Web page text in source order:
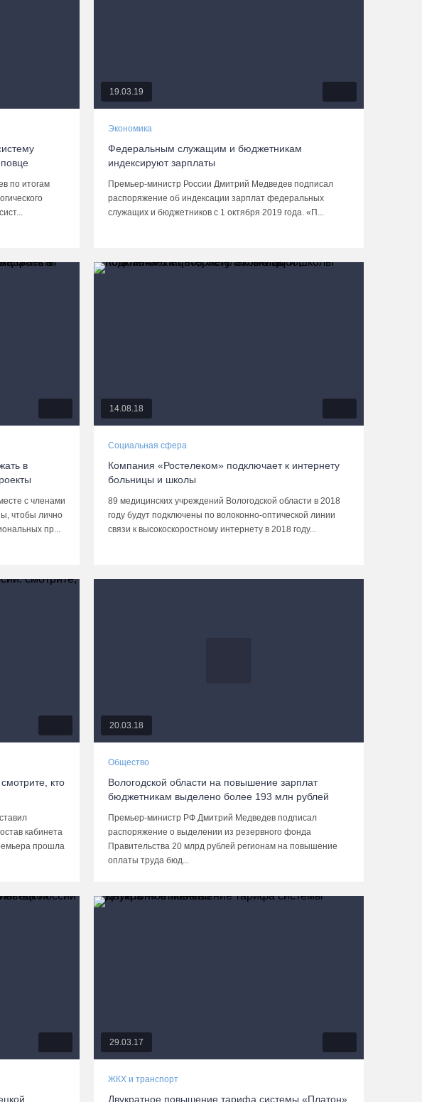
по итогам
19.03.19
Экономика
Федеральным служащим и бюджетникам
индексируют зарплаты
Премьер-министр России Дмитрий Медведев подписал
распоряжение об индексации зарплат федеральных
служащих и бюджетников с 1 октября 2019 года. «П...
в
с членами
чтобы лично
пр...
14.08.18
Социальная сфера
Компания «Ростелеком» подключает к интернету
больницы и школы
89 медицинских учреждений Вологодской области в 2018
году будут подключены по волоконно-оптической линии
связи к высокоскоростному интернету в 2018 году...
кто
кабинета
прошла
20.03.18
Общество
Вологодской области на повышение зарплат
бюджетникам выделено более 193 млн рублей
Премьер-министр РФ Дмитрий Медведев подписал
распоряжение о выделении из резервного фонда
Правительства 20 млрд рублей регионам на повышение
оплаты труда бюд...
29.03.17
ЖКХ и транспорт
Двукратное повышение тарифа системы «Платон»